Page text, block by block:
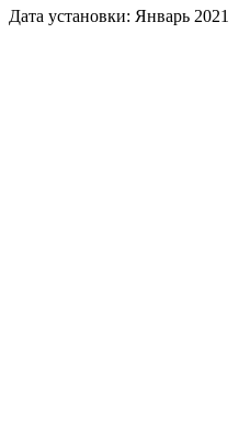
Дата установки: Январь 2021